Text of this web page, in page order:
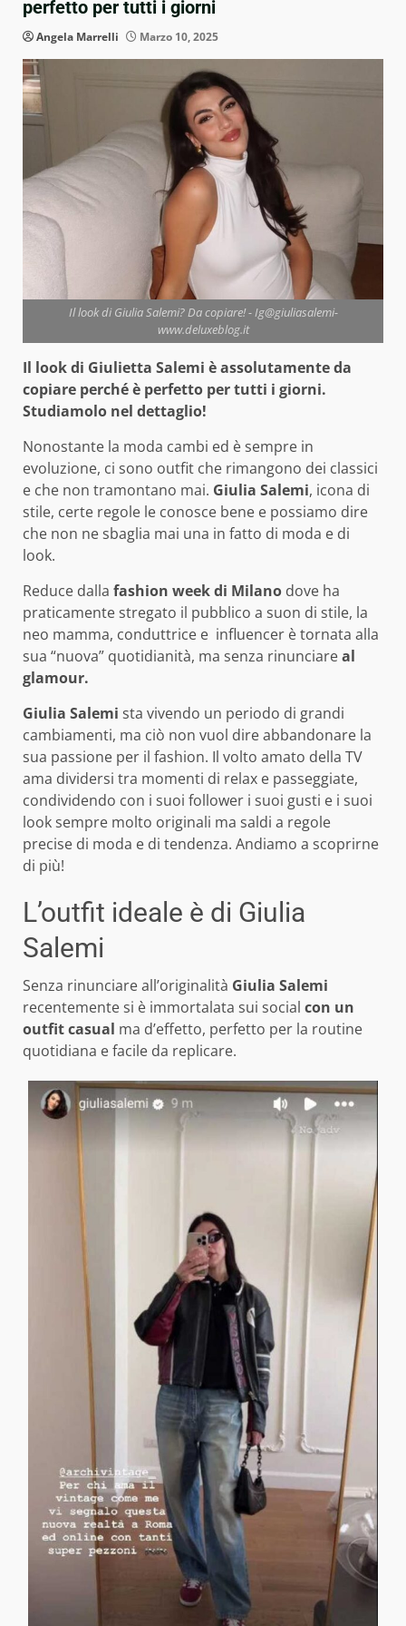
perfetto per tutti i giorni
Angela Marrelli Marzo 10, 2025
Il look di Giulia Salemi? Da copiare! - Ig@giuliasalemi-
www.deluxeblog.it
Il look di Giulietta Salemi è assolutamente da
copiare perché è perfetto per tutti i giorni.
Studiamolo nel dettaglio!
Nonostante la moda cambi ed è sempre in
evoluzione, ci sono outfit che rimangono dei classici
e che non tramontano mai. Giulia Salemi, icona di
stile, certe regole le conosce bene e possiamo dire
che non ne sbaglia mai una in fatto di moda e di
look.
Reduce dalla fashion week di Milano dove ha
praticamente stregato il pubblico a suon di stile, la
neo mamma, conduttrice e influencer è tornata alla
sua “nuova” quotidianità, ma senza rinunciareal
glamour.
Giulia Salemi sta vivendo un periodo di grandi
cambiamenti, ma ciò non vuol dire abbandonare la
sua passione per il fashion. Il volto amato della TV
ama dividersi tra momenti di relax e passeggiate,
condividendo con i suoi follower i suoi gusti e i suoi
look sempre molto originali ma saldi a regole
precise di moda e di tendenza. Andiamo a scoprirne
di più!
L’outfit ideale è di Giulia
Salemi
Senza rinunciare all’originalità Giulia Salemi
recentemente si è immortalata sui social con un
outfit casual ma d’effetto, perfetto per la routine
quotidiana e facile da replicare.